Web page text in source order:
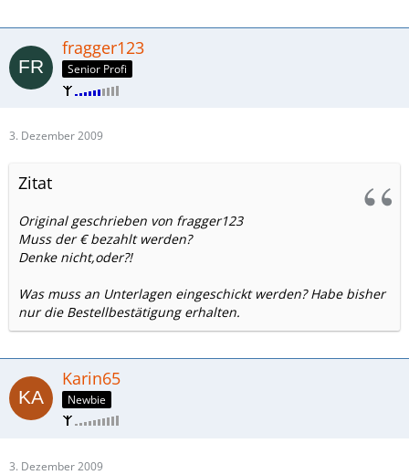
fragger123
Senior Profi
3. Dezember 2009
Zitat
Original geschrieben von fragger123
Muss der € bezahlt werden?
Denke nicht,oder?!
Was muss an Unterlagen eingeschickt werden? Habe bisher
nur die Bestellbestätigung erhalten.
Karin65
Newbie
3. Dezember 2009